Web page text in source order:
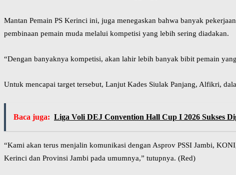
Mantan Pemain PS Kerinci ini, juga menegaskan bahwa banyak
pembinaan pemain muda melalui kompetisi yang lebih sering diadakan.
“Dengan banyaknya kompetisi, akan lahir lebih banyak bibit pemain
Untuk mencapai target tersebut, Lanjut Kades Siulak Panjang, Alfikri,
Baca juga: Liga Voli DEJ Convention Hall Cup I 2026 Sukses
“Kami akan terus menjalin komunikasi dengan Asprov PSSI Jambi,
Kerinci dan Provinsi Jambi pada umumnya,” tutupnya. (Red)